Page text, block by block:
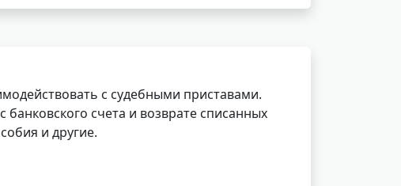
с судебными приставами.
счета и возврате списанных
и другие.